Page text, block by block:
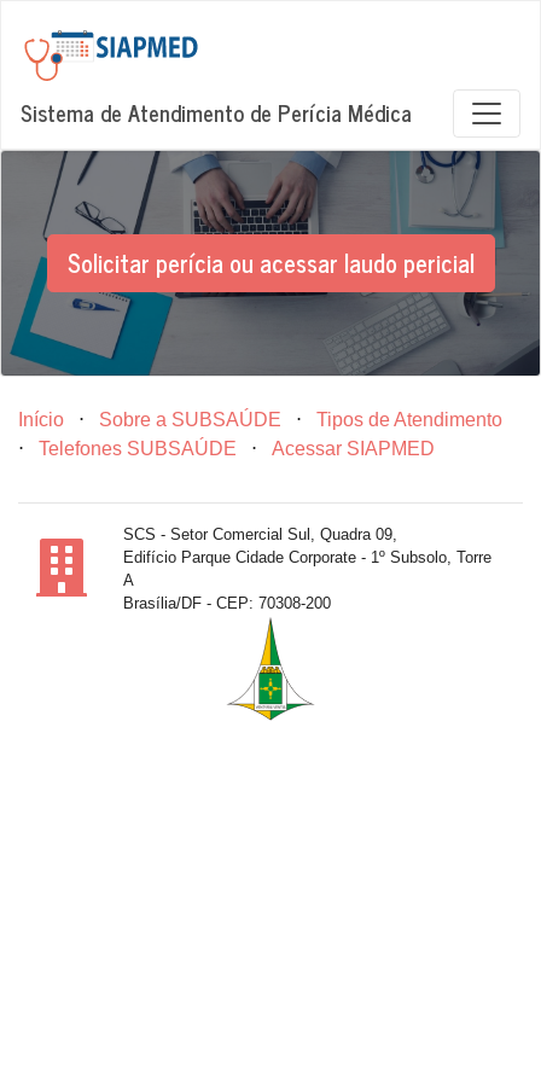
Sistema de Atendimento de Perícia Médica
Solicitar perícia ou acessar laudo pericial
Início ⋅ Sobre a SUBSAÚDE ⋅
Tipos de Atendimento
⋅
Telefones SUBSAÚDE ⋅ Acessar SIAPMED
SCS - Setor Comercial Sul, Quadra 09,
Edifício Parque Cidade Corporate - 1º Subsolo, Torre
A
Brasília/DF - CEP: 70308-200